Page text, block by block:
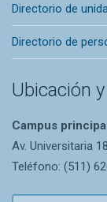
Directorio de
Directorio de
Ubicación
Campus
Av. Universitaria
Teléfono: (511)